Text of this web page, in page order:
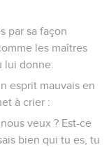
par sa façon
les maîtres
lui donne.
esprit mauvais en
à crier :
veux ? Est-ce
bien qui tu es, tu